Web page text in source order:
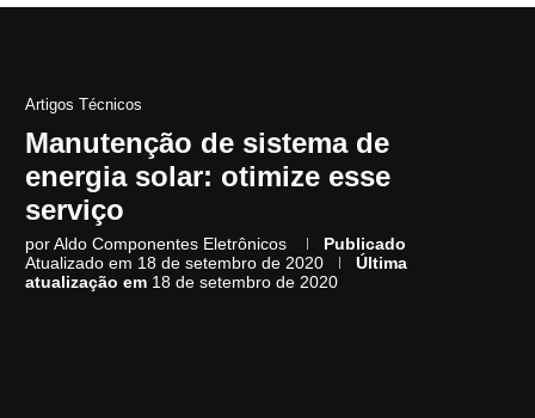
Artigos Técnicos
Manutenção de sistema de
energia solar: otimize esse
serviço
porAldo Componentes Eletrônicos
Publicado
Atualizado em 18 de setembro de 2020
Última
atualização em 18 de setembro de 2020